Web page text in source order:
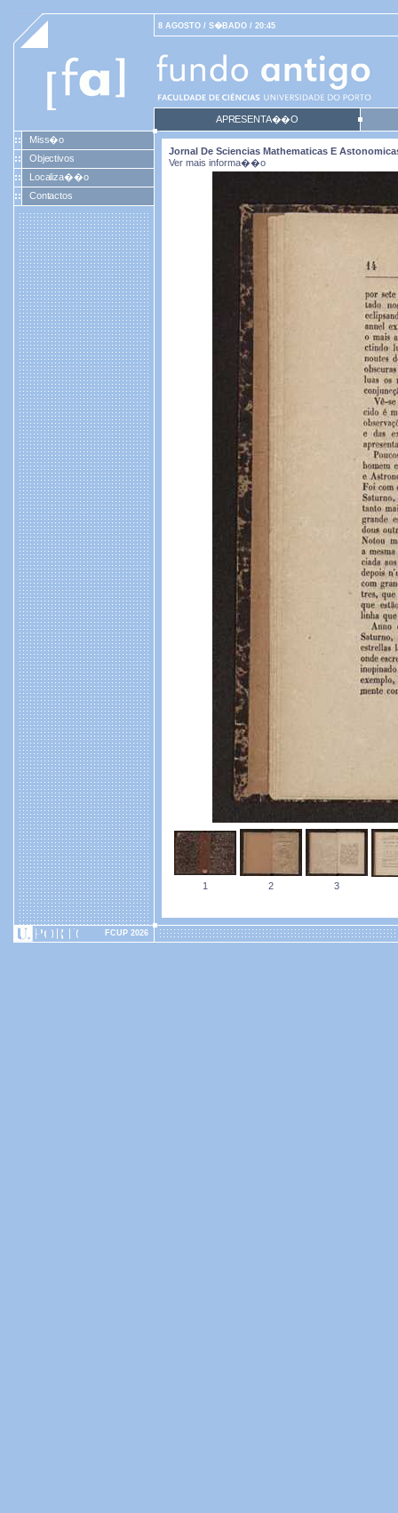
8 AGOSTO / S�BADO / 20:45
APRESENTA��O
Miss�o
Objectivos
Localiza��o
Contactos
Jornal De Sciencias Mathematicas E
Ver mais informa��o
1 2 3
FCUP 2026